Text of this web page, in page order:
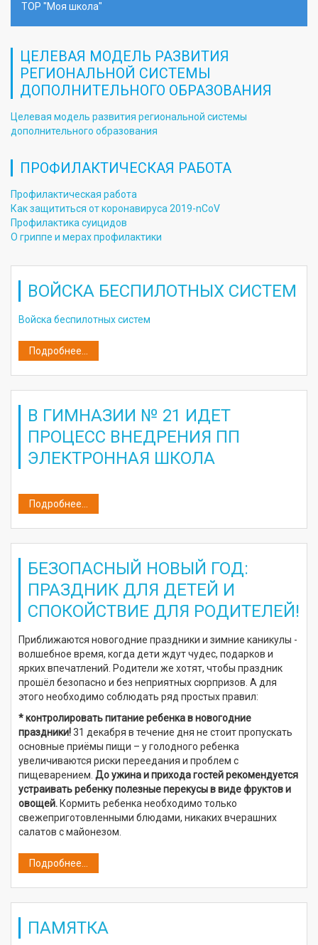
ТОР "Моя школа"
ЦЕЛЕВАЯ МОДЕЛЬ РАЗВИТИЯ
РЕГИОНАЛЬНОЙ СИСТЕМЫ
ДОПОЛНИТЕЛЬНОГО ОБРАЗОВАНИЯ
Целевая модель развития региональной системы
дополнительного образования
ПРОФИЛАКТИЧЕСКАЯ РАБОТА
Профилактическая работа
Как защититься от коронавируса 2019-nCoV
Профилактика суицидов
О гриппе и мерах профилактики
ВОЙСКА БЕСПИЛОТНЫХ СИСТЕМ
Войска беспилотных систем
Подробнее...
В ГИМНАЗИИ № 21 ИДЕТ
ПРОЦЕСС ВНЕДРЕНИЯ ПП
ЭЛЕКТРОННАЯ ШКОЛА
Подробнее...
БЕЗОПАСНЫЙ НОВЫЙ ГОД:
ПРАЗДНИК ДЛЯ ДЕТЕЙ И
СПОКОЙСТВИЕ ДЛЯ РОДИТЕЛЕЙ!
Приближаются новогодние праздники и зимние каникулы -
волшебное время, когда дети ждут чудес, подарков и
ярких впечатлений. Родители же хотят, чтобы праздник
прошёл безопасно и без неприятных сюрпризов. А для
этого необходимо соблюдать ряд простых правил:
* контролировать питание ребенка в новогодние
праздники!31 декабря в течение дня не стоит пропускать
основные приёмы пищи – у голодного ребенка
увеличиваются риски переедания и проблем с
пищеварением. До ужина и прихода гостей рекомендуется
устраивать ребенку полезные перекусы в виде фруктов и
овощей. Кормить ребенка необходимо только
свежеприготовленными блюдами, никаких вчерашних
салатов с майонезом.
Подробнее...
ПАМЯТКА